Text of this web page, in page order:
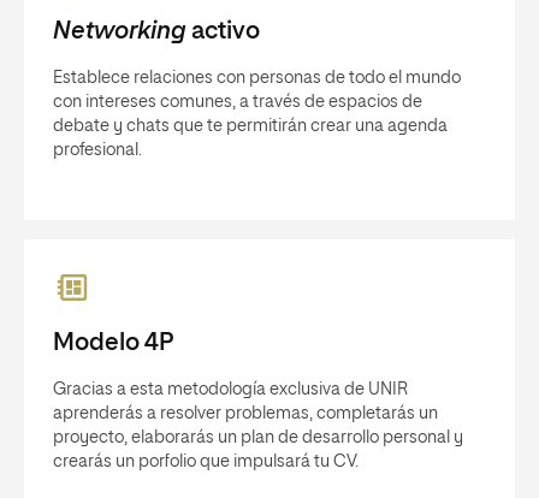
Networkingactivo
Establece relaciones con personas de todo el mundo
con intereses comunes, a través de espacios de
debate y chats que te permitirán crear una agenda
profesional.
Modelo 4P
Gracias a esta metodología exclusiva de UNIR
aprenderás a resolver problemas, completarás un
proyecto, elaborarás un plan de desarrollo personal y
crearás un porfolio que impulsará tu CV.